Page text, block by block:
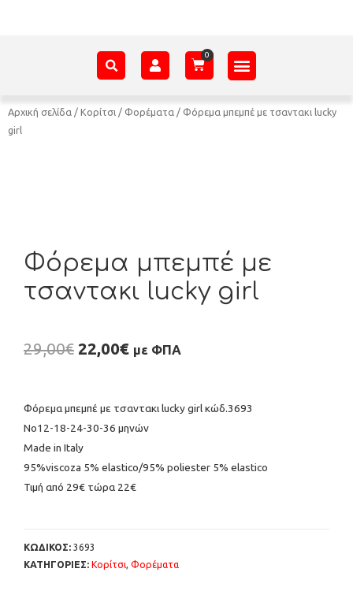
Αρχική σελίδα / Κορίτσι / Φορέματα / Φόρεμα μπεμπέ με τσαντακι lucky
girl
Φόρεμα μπεμπέ με
τσαντακι lucky girl
29,00€ 22,00€ με ΦΠΑ
Φόρεμα μπεμπέ με τσαντακι lucky girl κώδ.3693
Νο12-18-24-30-36 μηνών
Μade in Italy
95%viscoza 5% elastico/95% poliester 5% elastico
Τιμή από 29€ τώρα 22€
ΚΩΔΙΚΟΣ: 3693
ΚΑΤΗΓΟΡΙΕΣ: Κορίτσι, Φορέματα